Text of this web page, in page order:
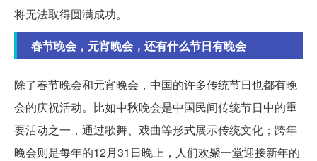
将无法取得圆满成功。
春节晚会，元宵晚会，还有什么节日有晚会
除了春节晚会和元宵晚会，中国的许多传统节日也都有晚
会的庆祝活动。比如中秋晚会是中国民间传统节日中的重
要活动之一，通过歌舞、戏曲等形式展示传统文化；跨年
晚会则是每年的12月31日晚上，人们欢聚一堂迎接新年的